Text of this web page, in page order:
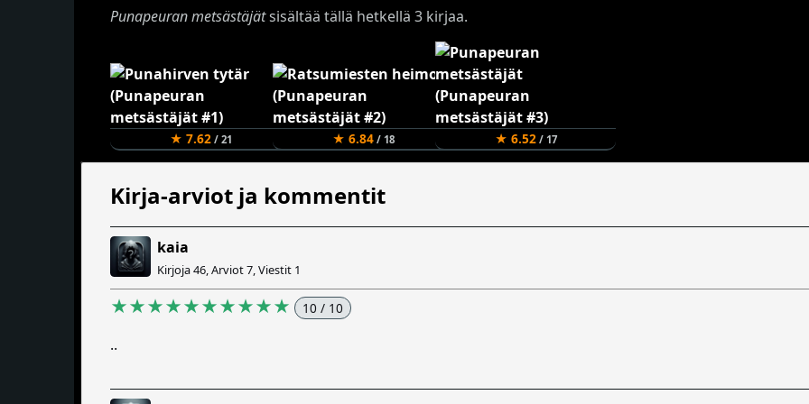
Punapeuran metsästäjätsisältää tällä hetkellä 3 kirjaa.
★ 7.62/ 21 ★ 6.84/ 18 ★ 6.52/ 17
Kirja-arviot ja kommentit
kaia
Kirjoja 46, Arviot 7, Viestit 1
★★★★★★★★★★ 10 / 10
..